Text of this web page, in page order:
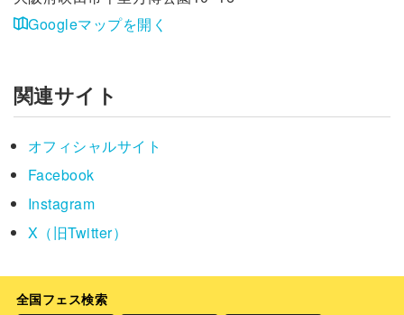
Googleマップを開く
関連サイト
オフィシャルサイト
Facebook
Instagram
X（旧Twitter）
全国フェス検索